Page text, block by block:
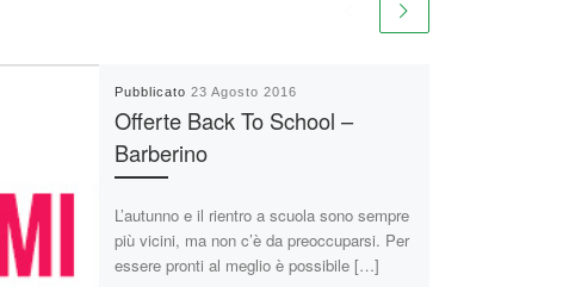
Pubblicato 23 Agosto 2016
Offerte Back To School –
Barberino
L’autunno e il rientro a scuola sono sempre
più vicini, ma non c’è da preoccuparsi. Per
essere pronti al meglio è possibile […]